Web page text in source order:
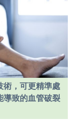
術，可更精準處
導致的血管破裂